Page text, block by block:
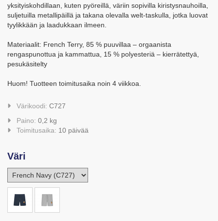
yksityiskohdillaan, kuten pyöreillä, väriin sopivilla kiristysnauhoilla,
suljetuilla metallipäillä ja takana olevalla welt-taskulla, jotka luovat
tyylikkään ja laadukkaan ilmeen.
Materiaalit: French Terry, 85 % puuvillaa – orgaanista
rengaspunottua ja kammattua, 15 % polyesteriä – kierrätettyä,
pesukäsitelty
Huom! Tuotteen toimitusaika noin 4 viikkoa.
Värikoodi: C727
Paino: 0,2 kg
Toimitusaika: 10 päivää
Väri